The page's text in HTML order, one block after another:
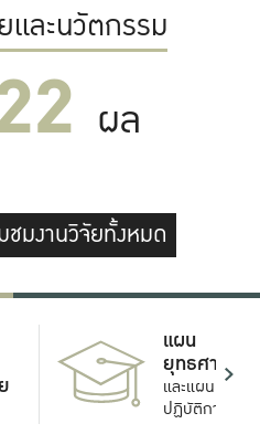
และนวัตกรรม
ผล
ชมงานวิจัยทั้งหมด
แผน
ยุทธศาสตร์
และแผน
ปฏิบัติการ